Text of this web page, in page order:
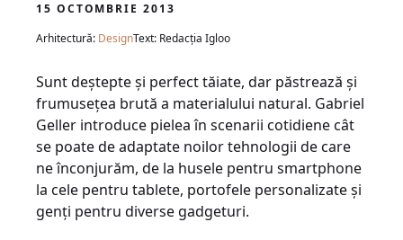
15 OCTOMBRIE 2013
Arhitectură: DesignText: Redacția Igloo
Sunt deştepte şi perfect tăiate, dar păstrează şi
frumuseţea brută a materialului natural. Gabriel
Geller introduce pielea în scenarii cotidiene cât
se poate de adaptate noilor tehnologii de care
ne înconjurăm, de la husele pentru smartphone
la cele pentru tablete, portofele personalizate şi
genţi pentru diverse gadgeturi.